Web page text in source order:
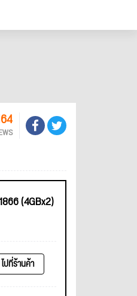
(4GBx2)
ไปที่ร้านค้า